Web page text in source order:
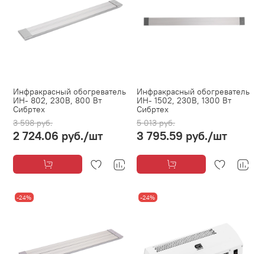
Инфракрасный обогреватель
ИН- 802, 230В, 800 Вт
Сибртех
3 598 руб.
2 724.06 руб./шт
Инфракрасный обогреватель
ИН- 1502, 230В, 1300 Вт
Сибртех
5 013 руб.
3 795.59 руб./шт
-24% -24%